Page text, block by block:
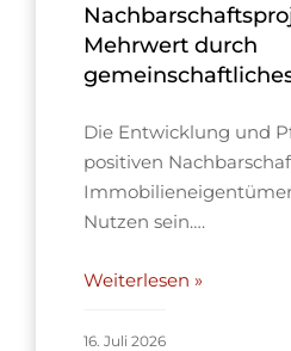
Mehrwert durch
Die Entwicklung und
positiven
Nutzen sein….
Weiterlesen »
16. Juli 2026